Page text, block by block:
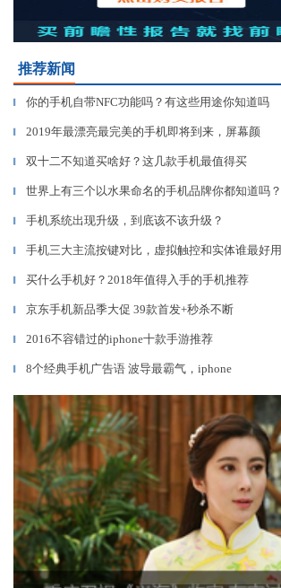
推荐新闻
▎ 你的手机自带NFC功能吗？有这些用途你知道吗
▎ 2019年最漂亮最完美的手机即将到来，屏幕颜
▎ 双十二不知道买啥好？这几款手机最值得买
▎ 世界上有三个以水果命名的手机品牌你都知道吗？
▎ 手机系统出现升级，到底该不该升级？
▎ 手机三大主流按键对比，虚拟触控和实体谁最好用
▎ 买什么手机好？2018年值得入手的手机推荐
▎ 京东手机新品季大促 39款首发+秒杀不断
▎ 2016不容错过的iphone十款手游推荐
▎ 8个经典手机广告语 波导最霸气，iphone